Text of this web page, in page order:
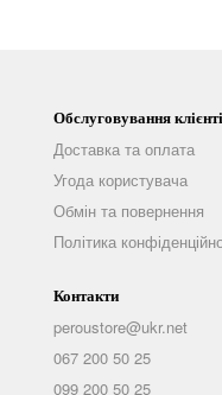
Обслуговування
Доставка та оплата
Угода користувача
Обмін та повернення
Політика
Контакти
peroustore@ukr.net
067 200 50 25
099 200 50 25